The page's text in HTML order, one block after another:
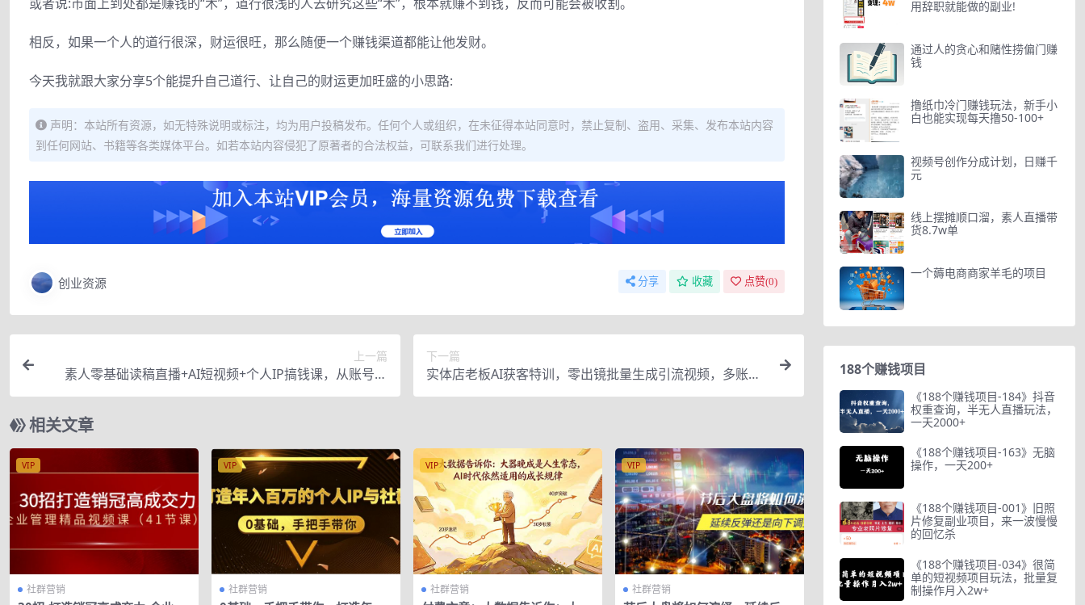
相反，如果一个人的道行很深，财运很旺，那么随便一个赚钱渠道都能让他发财。
今天我就跟大家分享5个能提升自己道行、让自己的财运更加旺盛的小思路:
声明：本站所有资源，如无特殊说明或标注，均为用户投稿发布。任何个人或组织，在未征得本站同意时，禁止复制、盗用、采集、发布本站内容
到任何网站、书籍等各类媒体平台。如若本站内容侵犯了原著者的合法权益，可联系我们进行处理。
创业资源 分享 收藏 点赞(0)
上一篇
素人零基础读稿直播+AI短视频+个人IP搞钱课，从账号准
备、涨粉制作到开播成交全流程实操教学
下一篇
实体店老板AI获客特训，零出镜批量生成引流视频，多账号
矩阵放大同城流量，客源稳步增长
相关文章
VIP
社群营销
VIP
社群营销
VIP
社群营销
VIP
社群营销
用辞职就能做的副业!
通过人的贪心和赌性捞偏门赚
钱
撸纸巾冷门赚钱玩法，新手小
白也能实现每天撸50-100+
视频号创作分成计划，日赚千
元
线上摆摊顺口溜，素人直播带
货8.7w单
一个薅电商商家羊毛的项目
188个赚钱项目
《188个赚钱项目-184》抖音
权重查询，半无人直播玩法，
一天2000+
《188个赚钱项目-163》无脑
操作，一天200+
《188个赚钱项目-001》旧照
片修复副业项目，来一波慢慢
的回忆杀
《188个赚钱项目-034》很简
单的短视频项目玩法，批量复
制操作月入2w+